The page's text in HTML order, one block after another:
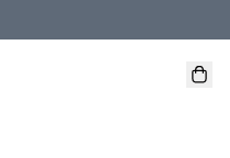
本地送貨、本地取貨 )